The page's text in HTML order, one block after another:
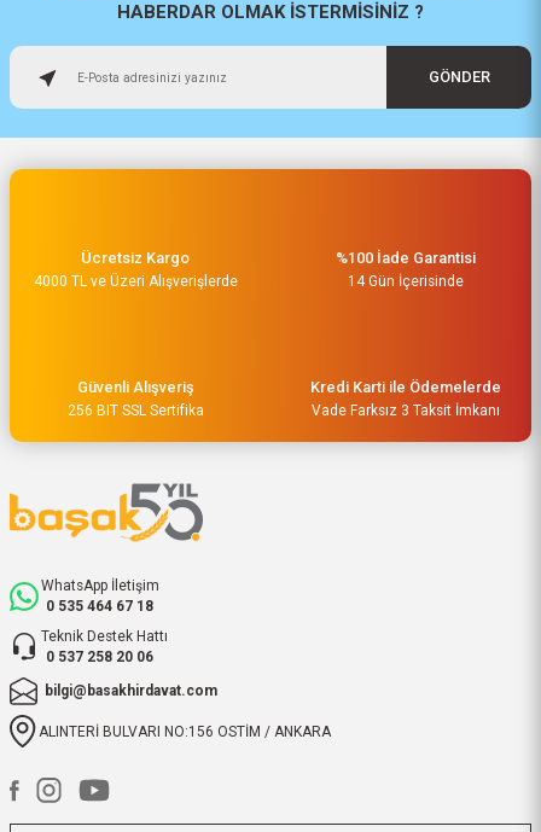
HABERDAR OLMAK İSTERMİSİNİZ ?
GÖNDER
Ücretsiz Kargo
4000 TL ve Üzeri Alışverişlerde
%100 İade Garantisi
14 Gün İçerisinde
Güvenli Alışveriş
256 BIT SSL Sertifika
Kredi Karti ile Ödemelerde
Vade Farksız 3 Taksit İmkanı
WhatsApp İletişim
0 535 464 67 18
Teknik Destek Hattı
0 537 258 20 06
bilgi@basakhirdavat.com
ALINTERİ BULVARI NO:156 OSTİM / ANKARA